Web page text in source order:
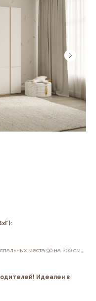
места 90 на 200 см.,
Идеален в